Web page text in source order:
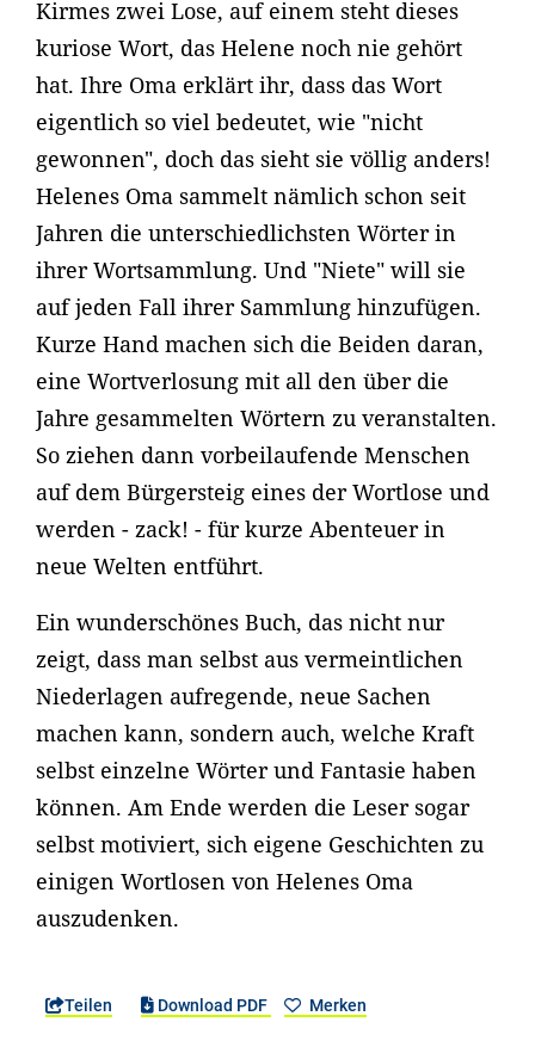
Kirmes zwei Lose, auf einem steht dieses
kuriose Wort, das Helene noch nie gehört
hat. Ihre Oma erklärt ihr, dass das Wort
eigentlich so viel bedeutet, wie "nicht
gewonnen", doch das sieht sie völlig anders!
Helenes Oma sammelt nämlich schon seit
Jahren die unterschiedlichsten Wörter in
ihrer Wortsammlung. Und "Niete" will sie
auf jeden Fall ihrer Sammlung hinzufügen.
Kurze Hand machen sich die Beiden daran,
eine Wortverlosung mit all den über die
Jahre gesammelten Wörtern zu veranstalten.
So ziehen dann vorbeilaufende Menschen
auf dem Bürgersteig eines der Wortlose und
werden - zack! - für kurze Abenteuer in
neue Welten entführt.
Ein wunderschönes Buch, das nicht nur
zeigt, dass man selbst aus vermeintlichen
Niederlagen aufregende, neue Sachen
machen kann, sondern auch, welche Kraft
selbst einzelne Wörter und Fantasie haben
können. Am Ende werden die Leser sogar
selbst motiviert, sich eigene Geschichten zu
einigen Wortlosen von Helenes Oma
auszudenken.
Teilen Download PDF Merken